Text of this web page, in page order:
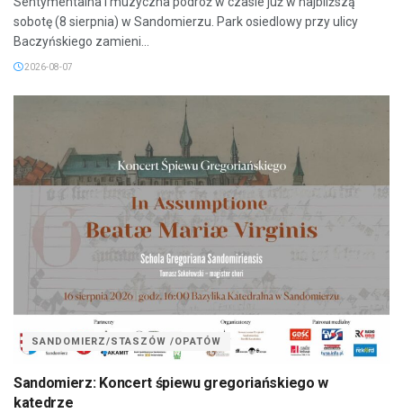
sobotę (8 sierpnia) w Sandomierzu. Park osiedlowy przy ulicy
Baczyńskiego zamieni...
2026-08-07
SANDOMIERZ/STASZÓW /OPATÓW
Sandomierz: Koncert śpiewu gregoriańskiego w
katedrze